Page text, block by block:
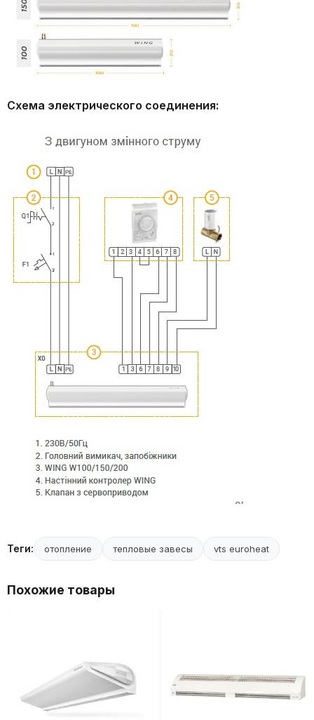
Схема электрического соединения:
Теги: отопление тепловые завесы vts euroheat
Похожие товары